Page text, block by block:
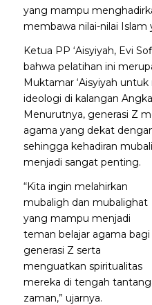
yang mampu
membawa nilai-nilai Islam
Ketua PP ‘Aisyiyah, Evi
bahwa pelatihan ini
Muktamar ‘Aisyiyah
ideologi di kalangan
Menurutnya, generasi Z
agama yang dekat
sehingga kehadiran
menjadi sangat penting.
“Kita ingin melahirkan
mubaligh dan mubalighat
yang mampu menjadi
teman belajar agama bagi
generasi Z serta
menguatkan spiritualitas
mereka di tengah
zaman,” ujarnya.